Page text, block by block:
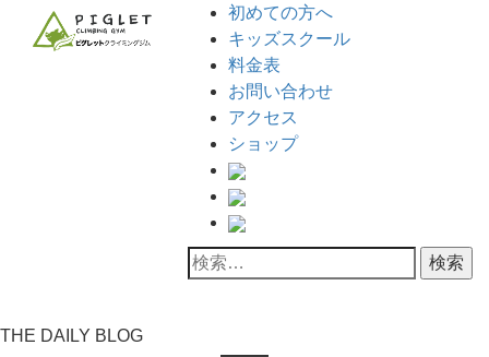
初めての方へ
キッズスクール
料金表
お問い合わせ
アクセス
ショップ
THE DAILY BLOG